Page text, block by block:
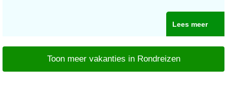
Lees meer
Toon meer vakanties in Rondreizen